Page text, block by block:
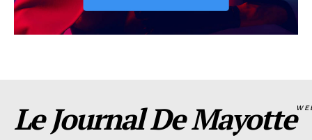
Le Journal De Mayotte